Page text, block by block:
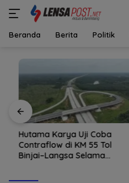
konten
Beranda Berita Politik
Hutama Karya Uji Coba
Contraflow di KM 55 Tol
Binjai–Langsa Selama